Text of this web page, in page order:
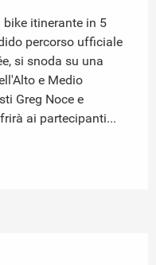
itinerante in 5
percorso ufficiale
si snoda su una
e Medio
Greg Noce e
ai partecipanti...